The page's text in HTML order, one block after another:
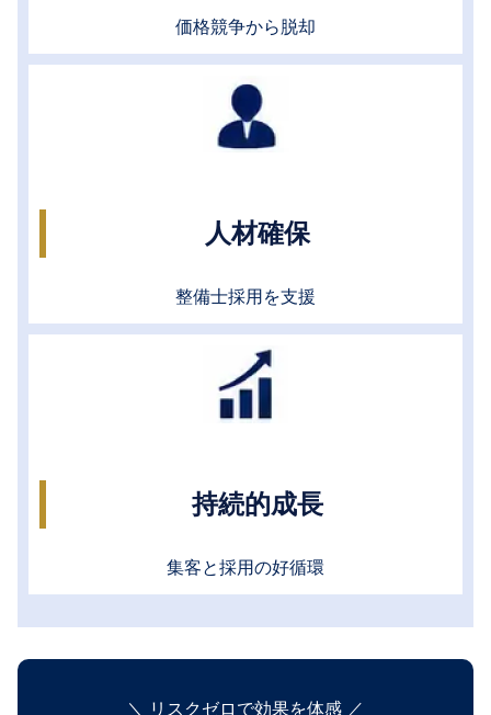
価格競争から脱却
人材確保
整備士採用を支援
持続的成長
集客と採用の好循環
＼ リスクゼロで効果を体感 ／